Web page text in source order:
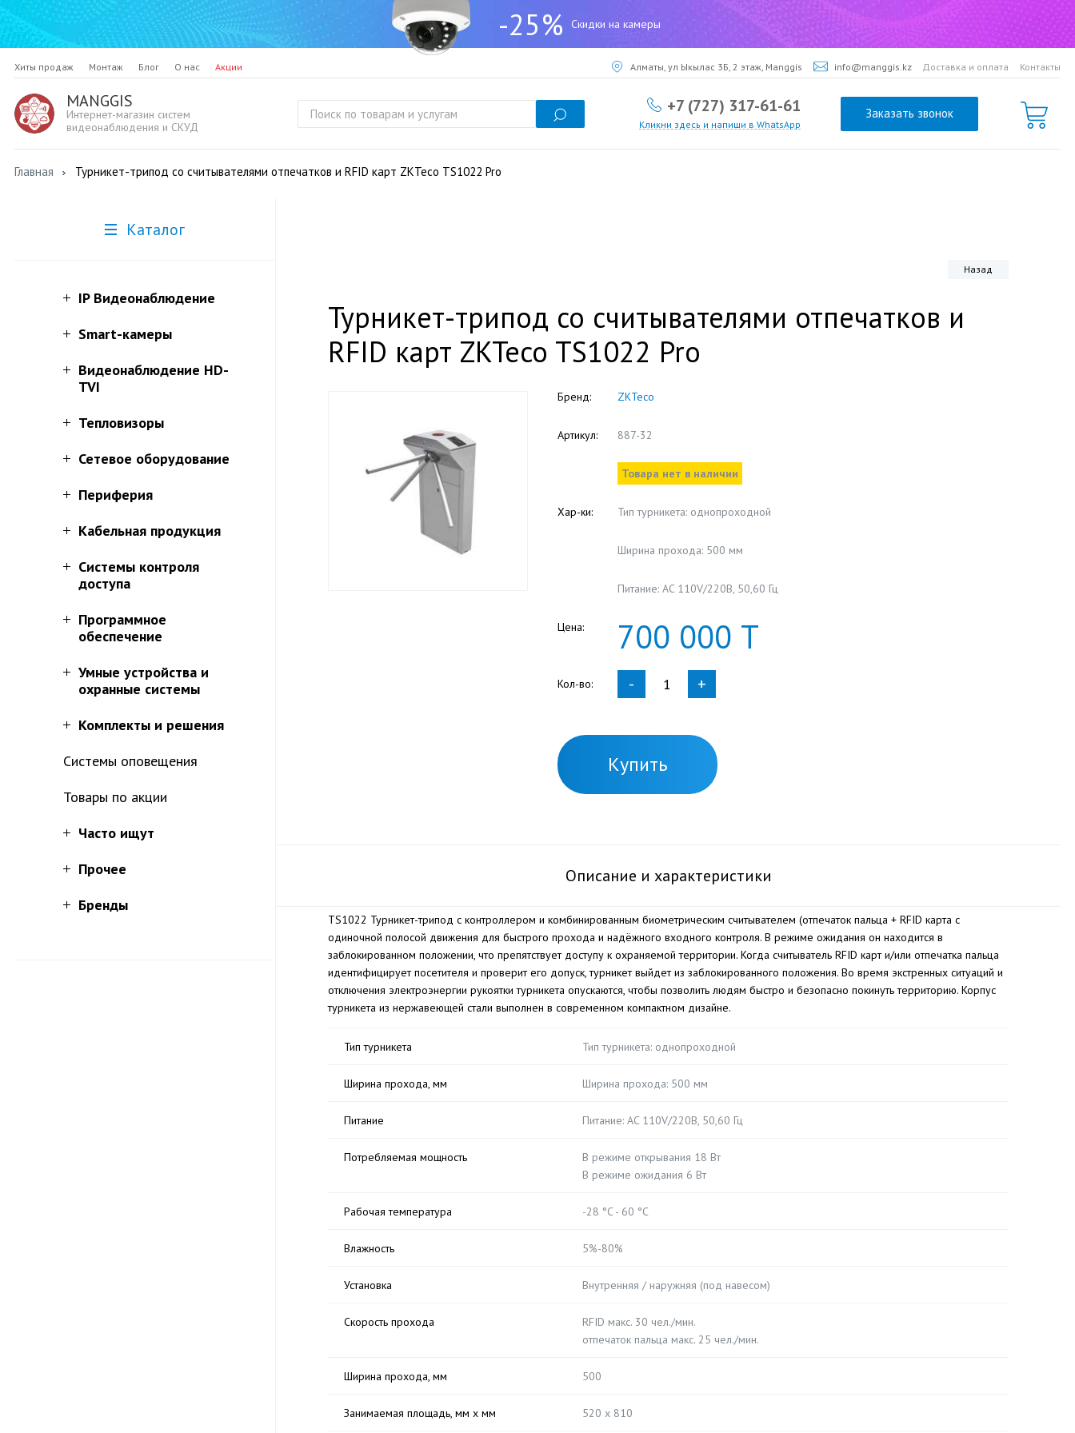
-25% Скидки на камеры
Хиты продаж Монтаж Блог О нас Акции Алматы, ул Ыкылас 3Б, 2 этаж, Manggis info@manggis.kz Доставка и оплата Контакты
MANGGIS
Интернет-магазин систем
видеонаблюдения и СКУД
+7 (727) 317-61-61
Кликни здесь и напиши в WhatsApp
Заказать звонок
Главная Турникет-трипод со считывателями отпечатков и RFID карт ZKTeco TS1022 Pro
Каталог
IP Видеонаблюдение
Smart-камеры
Видеонаблюдение HD-
TVI
Тепловизоры
Сетевое оборудование
Периферия
Кабельная продукция
Системы контроля
доступа
Программное
обеспечение
Умные устройства и
охранные системы
Комплекты и решения
Системы оповещения
Товары по акции
Часто ищут
Прочее
Бренды
Назад
Турникет-трипод со считывателями отпечатков и
RFID карт ZKTeco TS1022 Pro
Бренд: ZKTeco
Артикул: 887-32
Товара нет в наличии
Хар-ки: Тип турникета: однопроходной
Ширина прохода: 500 мм
Питание: AC 110V/220В, 50,60 Гц
Цена: 700 000 Т
Кол-во: - +
Купить
Описание и характеристики
TS1022 Турникет-трипод c контроллером и комбинированным биометрическим считывателем (отпечаток пальца + RFID карта с
одиночной полосой движения для быстрого прохода и надёжного входного контроля. В режиме ожидания он находится в
заблокированном положении, что препятствует доступу к охраняемой территории. Когда считыватель RFID карт и/или отпечатка пальца
идентифицирует посетителя и проверит его допуск, турникет выйдет из заблокированного положения. Во время экстренных ситуаций и
отключения электроэнергии рукоятки турникета опускаются, чтобы позволить людям быстро и безопасно покинуть территорию. Корпус
турникета из нержавеющей стали выполнен в современном компактном дизайне.
Тип турникета Тип турникета: однопроходной
Ширина прохода, мм Ширина прохода: 500 мм
Питание Питание: AC 110V/220В, 50,60 Гц
Потребляемая мощность
В режиме открывания 18 Вт
В режиме ожидания 6 Вт
Рабочая температура -28 °C - 60 °C
Влажность 5%-80%
Установка Внутренняя / наружняя (под навесом)
Скорость прохода
RFID макс. 30 чел./мин.
отпечаток пальца макс. 25 чел./мин.
Ширина прохода, мм 500
Занимаемая площадь, мм х мм 520 х 810